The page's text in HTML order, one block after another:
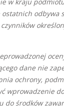
odbywa
dane nie
ochrony,
wprowadzenie
do środków